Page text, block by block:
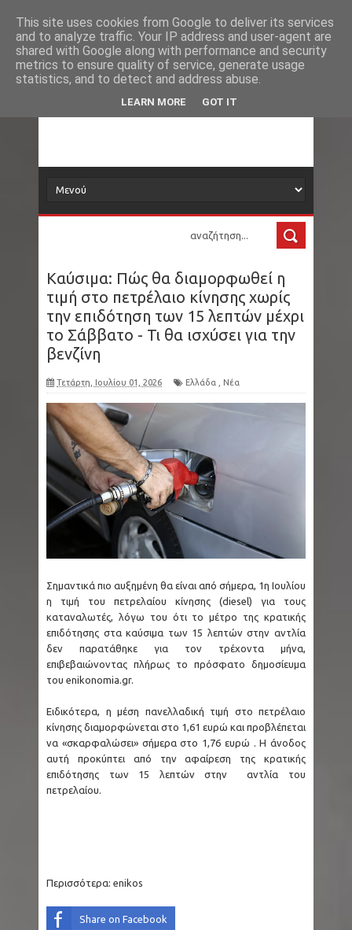
Νέα Loading...
δορυφόρος
Τα νέα όλου του κόσμου στο πιάτο σας
Καύσιμα: Πώς θα διαμορφωθεί η
τιμή στο πετρέλαιο κίνησης χωρίς
την επιδότηση των 15 λεπτών μέχρι
το Σάββατο - Τι θα ισχύσει για την
βενζίνη
Τετάρτη, Ιουλίου 01, 2026 Ελλάδα Νέα
Σημαντικά πιο αυξημένη θα είναι από σήμερα, 1η Ιουλίου
η τιμή του πετρελαίου κίνησης (diesel) για τους
καταναλωτές, λόγω του ότι το μέτρο της κρατικής
επιδότησης στα καύσιμα των 15 λεπτών στην αντλία
δεν παρατάθηκε για τον τρέχοντα μήνα,
επιβεβαιώνοντας πλήρως το πρόσφατο δημοσίευμα
του enikonomia.gr.
Ειδικότερα, η μέση πανελλαδική τιμή στο πετρέλαιο
κίνησης διαμορφώνεται στο 1,61 ευρώ και προβλέπεται
να «σκαρφαλώσει» σήμερα στο 1,76 ευρώ . Η άνοδος
αυτή προκύπτει από την αφαίρεση της κρατικής
επιδότησης των 15 λεπτών στην αντλία του
πετρελαίου.
Περισσότερα: enikos
Share on Facebook
This site uses cookies from Google to deliver its services
and to analyze traffic. Your IP address and user-agent are
shared with Google along with performance and security
metrics to ensure quality of service, generate usage
statistics, and to detect and address abuse.
LEARN MORE GOT IT